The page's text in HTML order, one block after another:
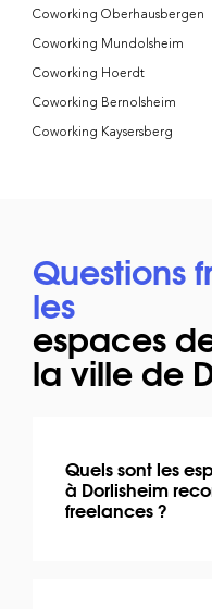
Coworking Oberhausbergen
Coworking Mundolsheim
Coworking Hoerdt
Coworking Bernolsheim
Coworking Kaysersberg
Questions
les
espaces
la ville de
Quels sont les
à Dorlisheim
freelances ?